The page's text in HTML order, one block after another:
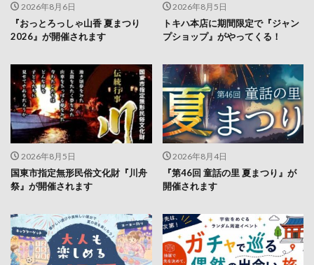
2026年8月6日
『おっとろっしゃ山香 夏まつり
2026』が開催されます
2026年8月5日
トキハ本店に期間限定で『ジャン
プショップ』がやってくる！
2026年8月5日
国東市指定無形民俗文化財『川舟
祭』が開催されます
2026年8月4日
『第46回 童話の里 夏まつり』が
開催されます